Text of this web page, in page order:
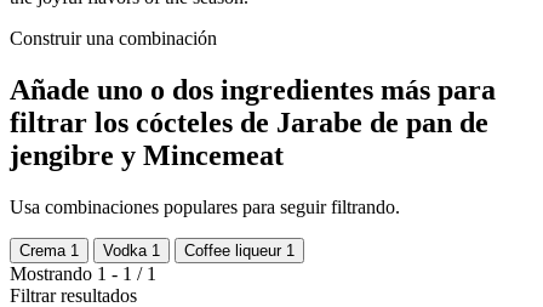
Construir una combinación
Añade uno o dos ingredientes más para
filtrar los cócteles de Jarabe de pan de
jengibre y Mincemeat
Usa combinaciones populares para seguir filtrando.
Crema 1 Vodka 1 Coffee liqueur 1
Mostrando 1 - 1 / 1
Filtrar resultados